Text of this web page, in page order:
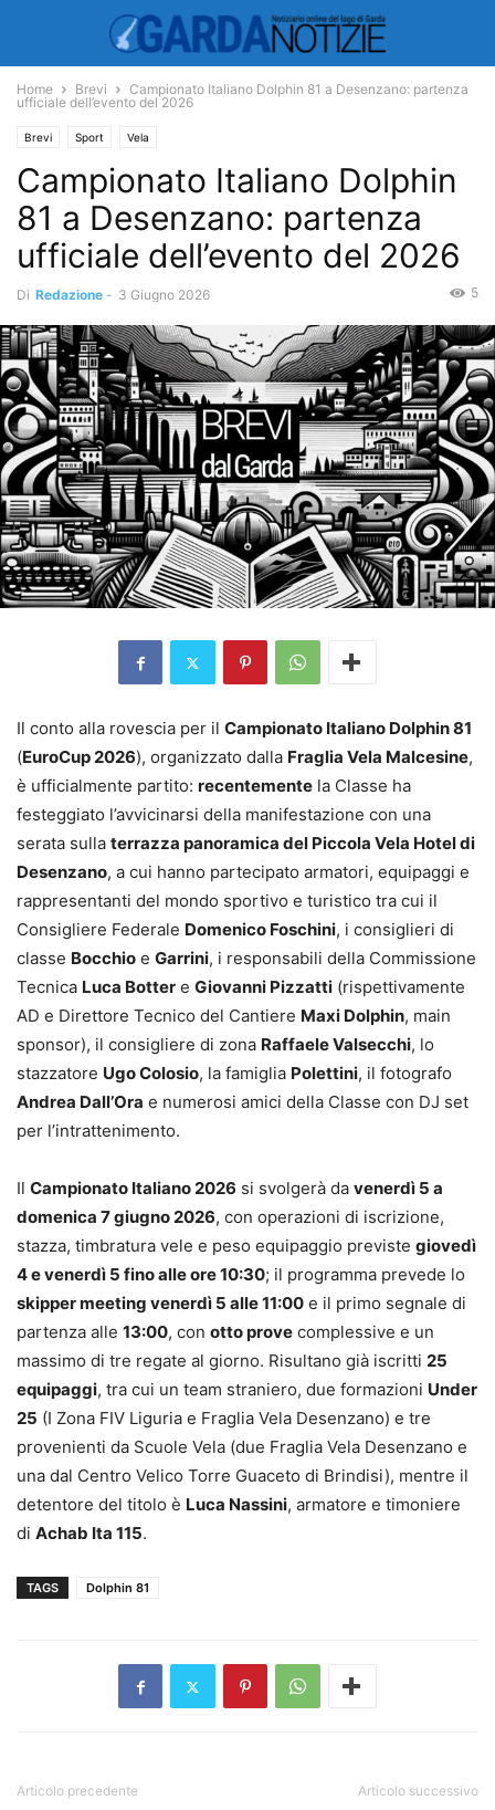
Home Brevi
Campionato Italiano Dolphin 81 a Desenzano: partenza
ufficiale dell’evento del 2026
Brevi Sport Vela
Campionato Italiano Dolphin
81 a Desenzano: partenza
ufficiale dell’evento del 2026
Di Redazione - 3 Giugno 2026 5
Il conto alla rovescia per il Campionato Italiano Dolphin 81
(EuroCup 2026), organizzato dalla Fraglia Vela Malcesine,
è ufficialmente partito: recentemente la Classe ha
festeggiato l’avvicinarsi della manifestazione con una
serata sulla terrazza panoramica del Piccola Vela Hotel di
Desenzano, a cui hanno partecipato armatori, equipaggi e
rappresentanti del mondo sportivo e turistico tra cui il
Consigliere Federale Domenico Foschini, i consiglieri di
classe Bocchio e Garrini, i responsabili della Commissione
Tecnica Luca Botter e Giovanni Pizzatti (rispettivamente
AD e Direttore Tecnico del Cantiere Maxi Dolphin, main
sponsor), il consigliere di zona Raffaele Valsecchi, lo
stazzatore Ugo Colosio, la famiglia Polettini, il fotografo
Andrea Dall’Ora e numerosi amici della Classe con DJ set
per l’intrattenimento.
Il Campionato Italiano 2026 si svolgerà da venerdì 5 a
domenica 7 giugno 2026, con operazioni di iscrizione,
stazza, timbratura vele e peso equipaggio previste giovedì
4 e venerdì 5 fino alle ore 10:30; il programma prevede lo
skipper meeting venerdì 5 alle 11:00 e il primo segnale di
partenza alle 13:00, con otto prove complessive e un
massimo di tre regate al giorno. Risultano già iscritti 25
equipaggi, tra cui un team straniero, due formazioni Under
25 (I Zona FIV Liguria e Fraglia Vela Desenzano) e tre
provenienti da Scuole Vela (due Fraglia Vela Desenzano e
una dal Centro Velico Torre Guaceto di Brindisi), mentre il
detentore del titolo è Luca Nassini, armatore e timoniere
di Achab Ita 115.
TAGS Dolphin 81
Articolo precedente Articolo successivo